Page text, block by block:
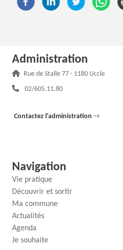
Administration
Adresse :
Rue de Stalle 77 - 1180 Uccle
Téléphone :
02/605.11.80
Contactez l'administration →
Navigation
Vie pratique
Découvrir et sortir
Ma commune
Actualités
Agenda
Je souhaite